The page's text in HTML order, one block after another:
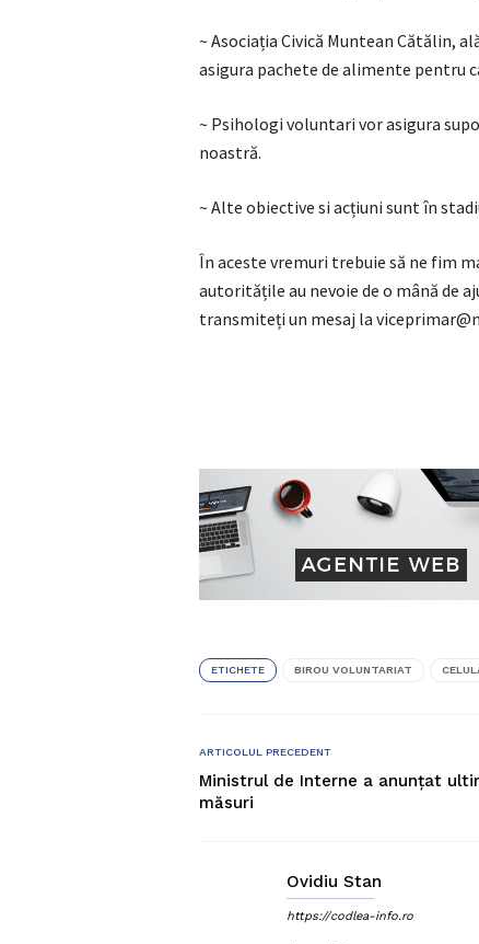
~ Asociația Civică Muntean Cătălin,
asigura pachete de alimente pentru
~ Psihologi voluntari vor asigura
noastră.
~ Alte obiective si acțiuni sunt în
În aceste vremuri trebuie să ne fim
autoritățile au nevoie de o mână de
transmiteți un mesaj la
ETICHETE BIROU VOLUNTARIAT
ARTICOLUL PRECEDENT
Ministrul de Interne a anunțat
măsuri
Ovidiu Stan
https://codlea-info.ro